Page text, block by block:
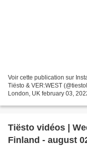
Voir cette publication sur
Tiësto & VER:WEST
London, UK february 03,
Tiësto vidéos |
Finland - august